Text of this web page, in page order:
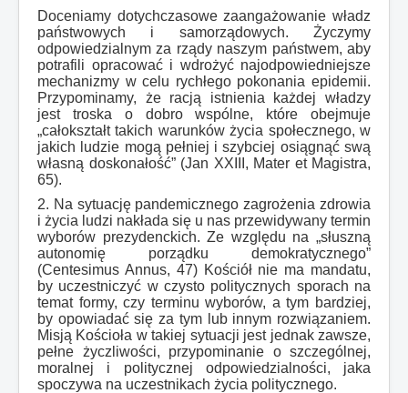
Doceniamy dotychczasowe zaangażowanie władz
państwowych i samorządowych. Życzymy
odpowiedzialnym za rządy naszym państwem, aby
potrafili opracować i wdrożyć najodpowiedniejsze
mechanizmy w celu rychłego pokonania epidemii.
Przypominamy, że racją istnienia każdej władzy
jest troska o dobro wspólne, które obejmuje
„całokształt takich warunków życia społecznego, w
jakich ludzie mogą pełniej i szybciej osiągnąć swą
własną doskonałość” (Jan XXIII, Mater et Magistra,
65).
2. Na sytuację pandemicznego zagrożenia zdrowia
i życia ludzi nakłada się u nas przewidywany termin
wyborów prezydenckich. Ze względu na „słuszną
autonomię porządku demokratycznego”
(Centesimus Annus, 47) Kościół nie ma mandatu,
by uczestniczyć w czysto politycznych sporach na
temat formy, czy terminu wyborów, a tym bardziej,
by opowiadać się za tym lub innym rozwiązaniem.
Misją Kościoła w takiej sytuacji jest jednak zawsze,
pełne życzliwości, przypominanie o szczególnej,
moralnej i politycznej odpowiedzialności, jaka
spoczywa na uczestnikach życia politycznego.